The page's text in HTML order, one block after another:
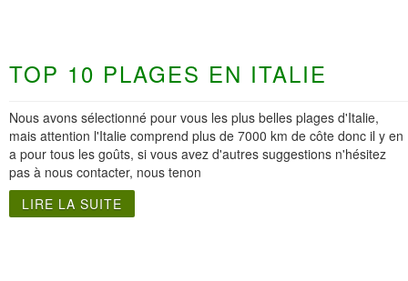
TOP 10 PLAGES EN ITALIE
Nous avons sélectionné pour vous les plus belles plages d'Italie,
mais attention l'Italie comprend plus de 7000 km de côte donc il y en
a pour tous les goûts, si vous avez d'autres suggestions n'hésitez
pas à nous contacter, nous tenon
LIRE LA SUITE